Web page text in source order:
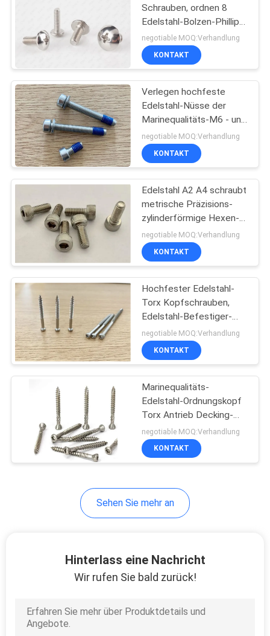
NACHRICHTEN
SIE EIN
ZITAT
SITEMAP
PRIVACY
POLICY
Selbst klopfen
Schrauben
15
Signalhorn Kopf
Trockenbau
Schrauben
18
Nicht
Standardschrauben
Metrische
Schrauben
Konkrete
Befestigungsschrauben
Schrauben, ordnen 8
Edelstahl-Bolzen-Phillips-
Antriebs-Binder-Kopf
negotiable MOQ:Verhandlung
KONTAKT
Verlegen hochfeste
Edelstahl-Nüsse der
Marinequalitäts-M6 - und
- Bolzen Schließfächer
negotiable MOQ:Verhandlung
KONTAKT
Edelstahl A2 A4 schraubt
metrische Präzisions-
zylinderförmige Hexen-
Sockel-Kopf-Kappe
negotiable MOQ:Verhandlung
KONTAKT
Hochfester Edelstahl-
Torx Kopfschrauben,
Edelstahl-Befestiger-
Marinequalität
negotiable MOQ:Verhandlung
KONTAKT
Marinequalitäts-
Edelstahl-Ordnungskopf
Torx Antrieb Decking-
Schraube Partical-Faden
T17
negotiable MOQ:Verhandlung
KONTAKT
Sehen Sie mehr an
Hinterlass eine Nachricht
Wir rufen Sie bald zurück!